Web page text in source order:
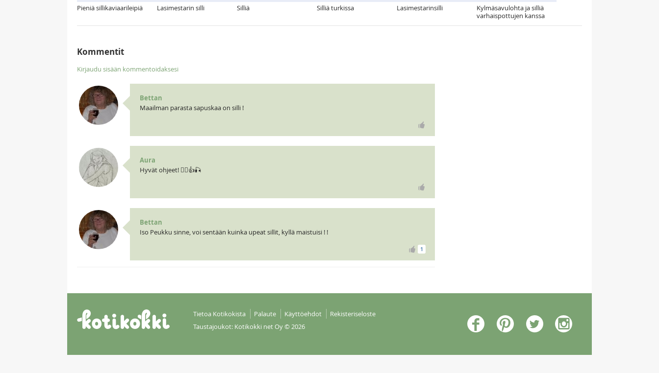
Pieniä sillikaviaarileipiä Lasimestarin silli Silliä Silliä turkissa Lasimestarinsilli
Kylmäsavulohta ja silliä
varhaispottujen kanssa
Kommentit
Kirjaudu sisään kommentoidaksesi
Bettan
Maailman parasta sapuskaa on silli !
Aura
Hyvät ohjeet! 🧝‍♀️👍🎣
Bettan
Iso Peukku sinne, voi sentään kuinka upeat sillit, kyllä maistuisi ! !
1
Tietoa Kotikokista Palaute Käyttöehdot
Rekisteriseloste
Taustajoukot: Kotikokki net Oy© 2026